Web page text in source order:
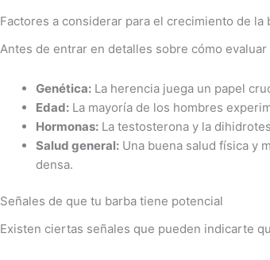
Factores a considerar para el crecimiento de la
Antes de entrar en detalles sobre cómo
Genética: La herencia juega un papel
Edad: La mayoría de los hombres
Hormonas: La testosterona y la
Salud general: Una buena salud física y
densa.
Señales de que tu barba tiene potencial
Existen ciertas señales que pueden indicarte